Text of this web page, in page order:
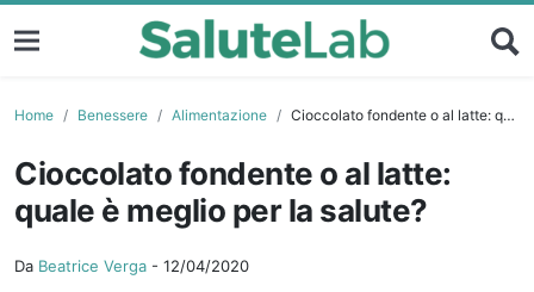
Home Benessere Alimentazione Cioccolato fondente o al latte: quale è meglio per la salute?
Cioccolato fondente o al latte:
quale è meglio per la salute?
Da Beatrice Verga - 12/04/2020